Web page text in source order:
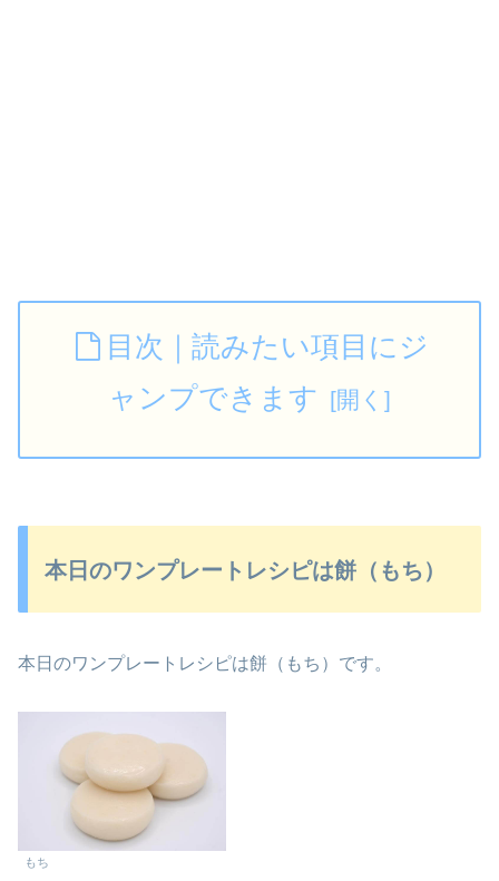
目次｜読みたい項目にジ
ャンプできます
本日のワンプレートレシピは餅（もち）
本日のワンプレートレシピは餅（もち）です。
もち